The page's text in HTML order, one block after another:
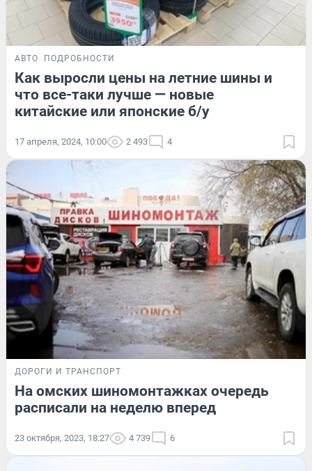
АВТО ПОДРОБНОСТИ
Как выросли цены на летние шины и
что все-таки лучше — новые
китайские или японские б/у
17 апреля, 2024, 10:00 2 493 4
ДОРОГИ И ТРАНСПОРТ
На омских шиномонтажках очередь
расписали на неделю вперед
23 октября, 2023, 18:27 4 739 6